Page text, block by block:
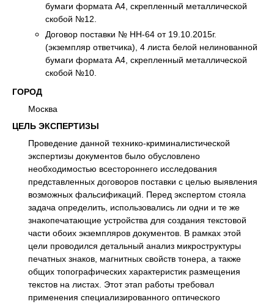
бумаги формата А4, скрепленный металлической
скобой №12.
Договор поставки № НН-64 от 19.10.2015г.
(экземпляр ответчика), 4 листа белой нелинованной
бумаги формата А4, скрепленный металлической
скобой №10.
ГОРОД
Москва
ЦЕЛЬ ЭКСПЕРТИЗЫ
Проведение данной технико-криминалистической
экспертизы документов было обусловлено
необходимостью всестороннего исследования
представленных договоров поставки с целью выявления
возможных фальсификаций. Перед экспертом стояла
задача определить, использовались ли одни и те же
знакопечатающие устройства для создания текстовой
части обоих экземпляров документов. В рамках этой
цели проводился детальный анализ микроструктуры
печатных знаков, магнитных свойств тонера, а также
общих топографических характеристик размещения
текстов на листах. Этот этап работы требовал
применения специализированного оптического